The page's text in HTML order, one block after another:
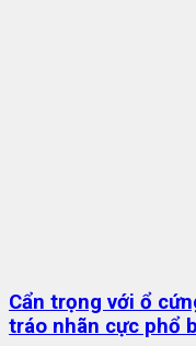
Cẩn trọng với ổ
tráo nhãn cực phổ